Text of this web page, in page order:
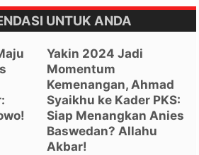
UNTUK ANDA
Yakin 2024 Jadi
Momentum
Kemenangan, Ahmad
Syaikhu ke Kader PKS:
Siap Menangkan Anies
Baswedan? Allahu
Akbar!